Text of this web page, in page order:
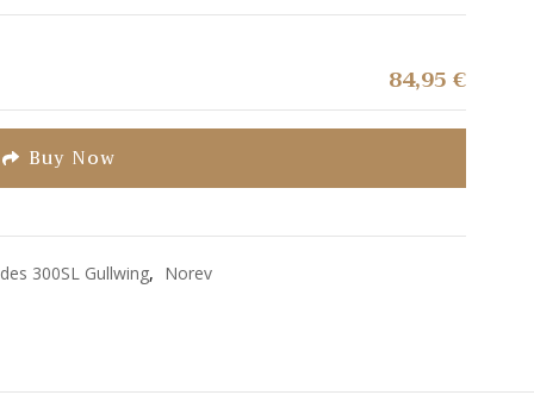
84,95€
Buy Now
300SL Gullwing, Norev